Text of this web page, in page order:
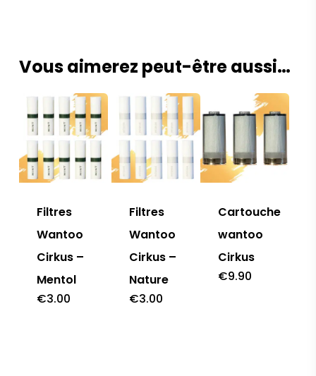
Vous aimerez peut-être aussi…
Filtres
Wantoo
Cirkus –
Mentol
€3.00
Filtres
Wantoo
Cirkus –
Nature
€3.00
Cartouche
wantoo
Cirkus
€9.90